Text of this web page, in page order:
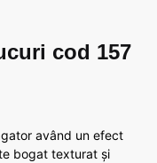
cod 157
având un efect
bogat texturat și